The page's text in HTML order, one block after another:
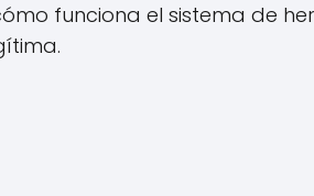
funciona el sistema de